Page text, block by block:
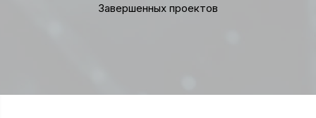
Завершенных проектов